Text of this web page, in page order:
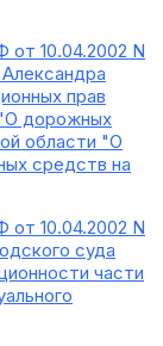
от 10.04.2002 N
прав
дорожных
области "О
средств на
от 10.04.2002 N
суда
части